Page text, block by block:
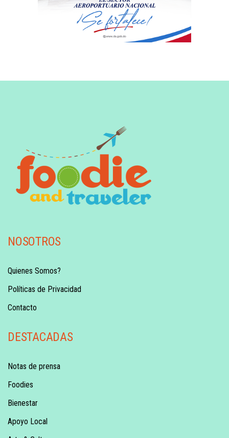
NOSOTROS
Quienes Somos?
Políticas de Privacidad
Contacto
DESTACADAS
Notas de prensa
Foodies
Bienestar
Apoyo Local